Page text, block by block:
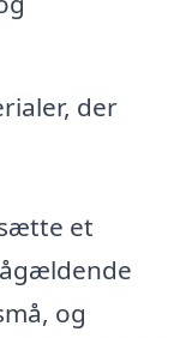
der
et
og